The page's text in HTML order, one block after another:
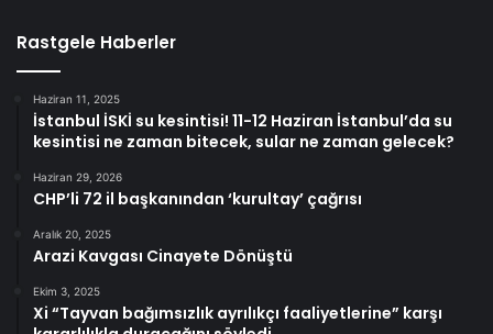
Rastgele Haberler
Haziran 11, 2025
İstanbul İSKİ su kesintisi! 11-12 Haziran İstanbul’da su
kesintisi ne zaman bitecek, sular ne zaman gelecek?
Haziran 29, 2026
CHP’li 72 il başkanından ‘kurultay’ çağrısı
Aralık 20, 2025
Arazi Kavgası Cinayete Dönüştü
Ekim 3, 2025
Xi “Tayvan bağımsızlık ayrılıkçı faaliyetlerine” karşı